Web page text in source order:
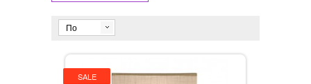
По
SALE